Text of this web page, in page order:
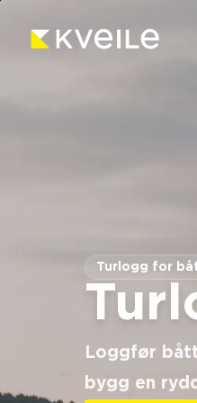
Turlogg for
Loggfør
bygg en